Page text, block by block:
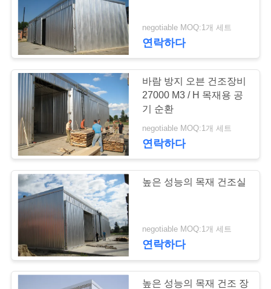
negotiable MOQ:1개 세트
연락하다
바람 방지 오븐 건조장비
27000 M3 / H 목재용 공
기 순환
negotiable MOQ:1개 세트
연락하다
높은 성능의 목재 건조실
negotiable MOQ:1개 세트
연락하다
높은 성능의 목재 건조 장